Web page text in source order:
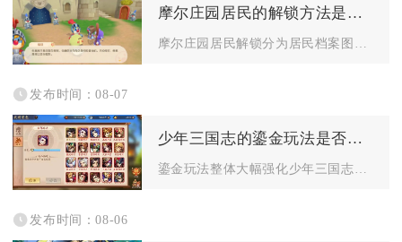
摩尔庄园居民的解锁方法是什么
发布时间：08-07
少年三国志的鎏金玩法是否对游戏内的社交互动有影响
发布时间：08-06